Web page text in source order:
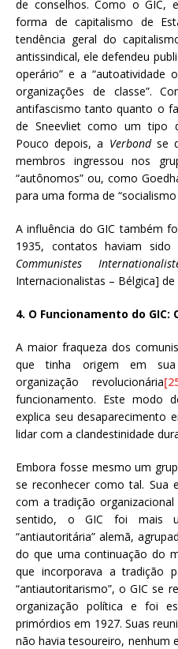
de conselhos. Como o GIC,
forma de capitalismo de
tendência geral do
antissindical, ele defendeu
operário” e a “autoatividade
organizações de classe”.
antifascismo tanto quanto o
de Sneevliet como um tipo
Pouco depois, a Verbondse
membros ingressou nos
“autônomos” ou, como
para uma forma de “socialismo
A influência do GIC também
1935, contatos haviam
Communistes
Internacionalistas – Bélgica]
4. O Funcionamento do GIC:
A maior fraqueza dos
que tinha origem em
organização revolucionária
funcionamento. Este modo
explica seu desaparecimento
lidar com a clandestinidade
Embora fosse mesmo um
se reconhecer como tal. Sua
com a tradição
sentido, o GIC foi mais
“antiautoritária” alemã,
do que uma continuação do
que incorporava a tradição
“antiautoritarismo”, o GIC se
organização política e foi
primórdios em 1927. Suas
não havia tesoureiro, nenhum